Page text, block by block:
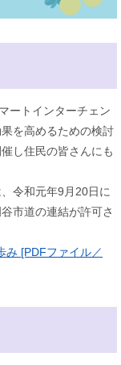
ートインターチェン
を高めるための検討
し住民の皆さんにも
令和元年9月20日に
市道の連結が許可さ
み [PDFファイル／